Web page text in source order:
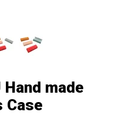
Hand made
Case